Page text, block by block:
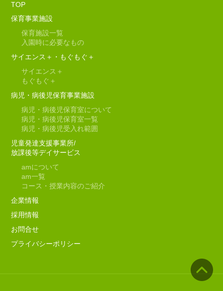
TOP
保育事業施設
保育施設一覧
入園時に必要なもの
サイエンス＋・もぐもぐ＋
サイエンス＋
もぐもぐ＋
病児・病後児保育事業施設
病児・病後児保育室について
病児・病後児保育室一覧
病児・病後児受入れ範囲
児童発達支援事業所/
放課後等デイサービス
amについて
am一覧
コース・授業内容のご紹介
企業情報
採用情報
お問合せ
プライバシーポリシー